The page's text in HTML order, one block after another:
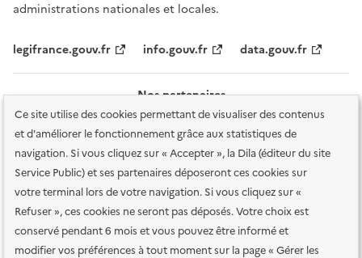
Ce site utilise des cookies permettant de visualiser des contenus
et d'améliorer le fonctionnement grâce aux statistiques de
navigation. Si vous cliquez sur « Accepter », la Dila (éditeur du site
Service Public) et ses partenaires déposeront ces cookies sur
votre terminal lors de votre navigation. Si vous cliquez sur «
Refuser », ces cookies ne seront pas déposés. Votre choix est
conservé pendant 6 mois et vous pouvez être informé et
modifier vos préférences à tout moment sur la page « Gérer les
administrations nationales et locales.
legifrance.gouv.fr info.gouv.fr data.gouv.fr
Nos partenaires
Plan du site Accessibilité : totalement conforme
Accessibilité des
services en ligne Mentions légales Données personnelles et sécurité